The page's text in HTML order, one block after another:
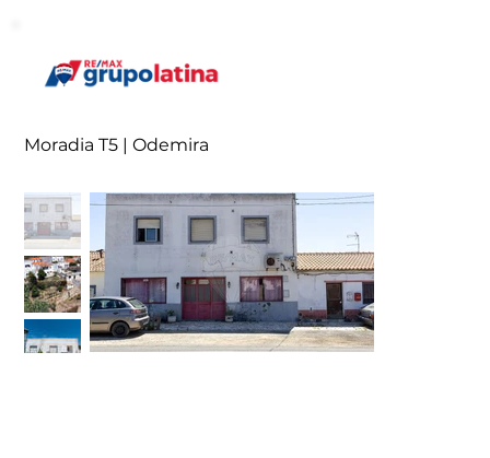
Moradia T5 | Odemira